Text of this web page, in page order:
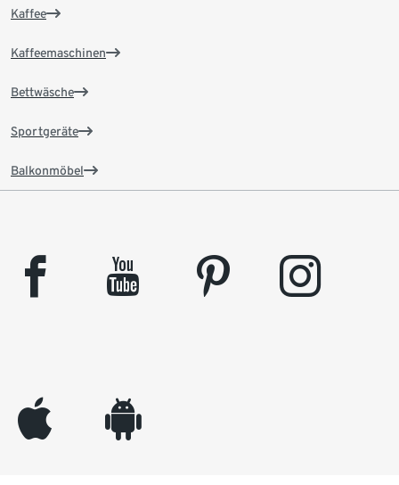
Kaffee
Kaffeemaschinen
Bettwäsche
Sportgeräte
Balkonmöbel
facebook youtube pinterest instagram
appleinc android